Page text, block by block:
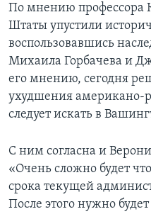
По мнению профессора
Штаты упустили
воспользовавшись
Михаила Горбачева и
его мнению, сегодня
ухудшения американо-
следует искать в
С ним согласна и
«Очень сложно будет
срока текущей
После этого нужно